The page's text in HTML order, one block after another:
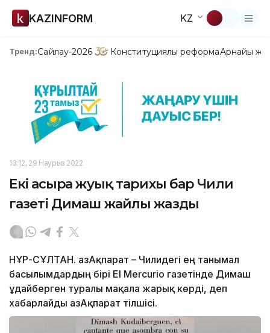
KAZINFORM KZ
Тренд:Сайлау-2026 Конституциялық реформаАрнайы
13:12, 29 Наурыз 2022
Екі ғасырға жуық тарихы бар Чили
газеті Димаш жайлы жазды
НҰР-СҰЛТАН. ҚазАқпарат – Чилидегі ең танымал
басылымдардың бірі El Mercurio газетінде Димаш
Құдайберген туралы мақала жарық көрді, деп
хабарлайды ҚазАқпарат тілшісі.